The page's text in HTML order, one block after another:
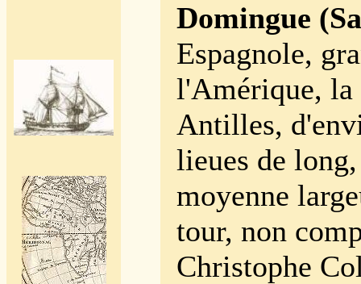
Domingue
Espagnole,
l'Amérique, la
Antilles,
lieues de
moyenne
tour, non
Christophe